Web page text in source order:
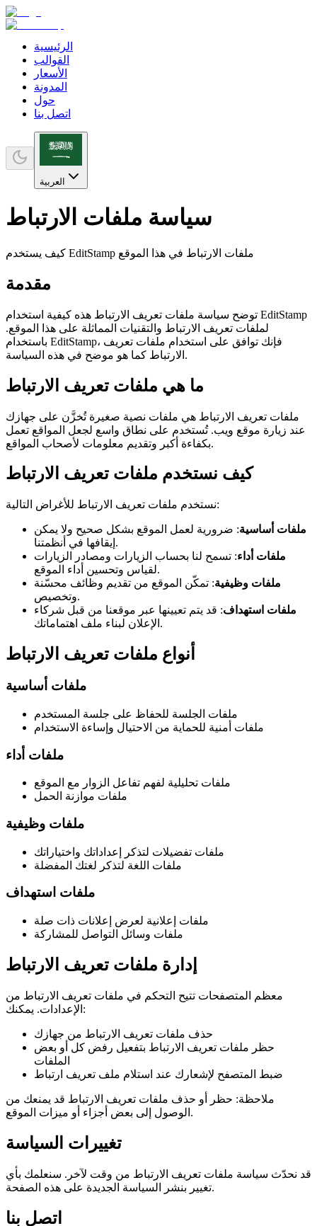
الرئيسية
القوالب
الأسعار
المدونة
حول
اتصل بنا
العربية
سياسة ملفات الارتباط
كيف يستخدم EditStamp ملفات الارتباط في هذا الموقع
مقدمة
توضح سياسة ملفات تعريف الارتباط هذه كيفية استخدام EditStamp
لملفات تعريف الارتباط والتقنيات المماثلة على هذا الموقع.
باستخدام EditStamp، فإنك توافق على استخدام ملفات تعريف
الارتباط كما هو موضح في هذه السياسة.
ما هي ملفات تعريف الارتباط
ملفات تعريف الارتباط هي ملفات نصية صغيرة تُخزَّن على جهازك
عند زيارة موقع ويب. تُستخدم على نطاق واسع لجعل المواقع تعمل
بكفاءة أكبر وتقديم معلومات لأصحاب المواقع.
كيف نستخدم ملفات تعريف الارتباط
نستخدم ملفات تعريف الارتباط للأغراض التالية:
ملفات أساسية: ضرورية لعمل الموقع بشكل صحيح ولا يمكن
إيقافها في أنظمتنا.
ملفات أداء: تسمح لنا بحساب الزيارات ومصادر الزيارات
لقياس وتحسين أداء الموقع.
ملفات وظيفية: تمكّن الموقع من تقديم وظائف محسّنة
وتخصيص.
ملفات استهداف: قد يتم تعيينها عبر موقعنا من قبل شركاء
الإعلان لبناء ملف اهتماماتك.
أنواع ملفات تعريف الارتباط
ملفات أساسية
ملفات الجلسة للحفاظ على جلسة المستخدم
ملفات أمنية للحماية من الاحتيال وإساءة الاستخدام
ملفات أداء
ملفات تحليلية لفهم تفاعل الزوار مع الموقع
ملفات موازنة الحمل
ملفات وظيفية
ملفات تفضيلات لتذكر إعداداتك واختياراتك
ملفات اللغة لتذكر لغتك المفضلة
ملفات استهداف
ملفات إعلانية لعرض إعلانات ذات صلة
ملفات وسائل التواصل للمشاركة
إدارة ملفات تعريف الارتباط
معظم المتصفحات تتيح التحكم في ملفات تعريف الارتباط من
الإعدادات. يمكنك:
حذف ملفات تعريف الارتباط من جهازك
حظر ملفات تعريف الارتباط بتفعيل رفض كل أو بعض
الملفات
ضبط المتصفح لإشعارك عند استلام ملف تعريف ارتباط
ملاحظة: حظر أو حذف ملفات تعريف الارتباط قد يمنعك من
الوصول إلى بعض أجزاء أو ميزات الموقع.
تغييرات السياسة
قد نحدّث سياسة ملفات تعريف الارتباط من وقت لآخر. سنعلمك بأي
تغيير بنشر السياسة الجديدة على هذه الصفحة.
اتصل بنا